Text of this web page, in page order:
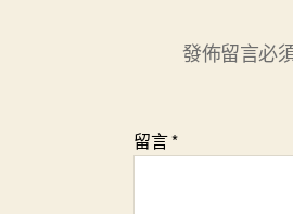
發佈留言必
留言*